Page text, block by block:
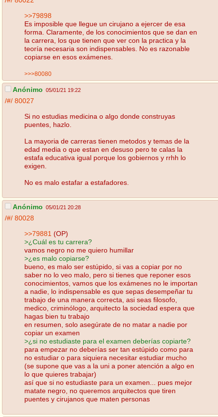
>>79898
Es imposible que llegue un cirujano a ejercer de esa
forma. Claramente, de los conocimientos que se dan en
la carrera, los que tienen que ver con la practica y la
teoría necesaria son indispensables. No es razonable
copiarse en esos exámenes.
>>>80080
Anónimo 05/01/21 19:22
/#/ 80027
Si no estudias medicina o algo donde construyas
puentes, hazlo.
La mayoria de carreras tienen metodos y temas de la
edad media o que estan en desuso pero te calas la
estafa educativa igual porque los gobiernos y rrhh lo
exigen.
No es malo estafar a estafadores.
Anónimo 05/01/21 20:28
/#/ 80028
>>79881 (OP)
>¿Cuál es tu carrera?
vamos negro no me quiero humillar
>¿es malo copiarse?
bueno, es malo ser estúpido, si vas a copiar por no
saber no lo veo malo, pero si tienes que reponer esos
conocimientos, vamos que los exámenes no le importan
a nadie, lo indispensable es que sepas desempeñar tu
trabajo de una manera correcta, asi seas filosofo,
medico, criminólogo, arquitecto la sociedad espera que
hagas bien tu trabajo
en resumen, solo asegúrate de no matar a nadie por
copiar un examen
>¿si no estudiaste para el examen deberías copiarte?
para empezar no deberías ser tan estúpido como para
no estudiar o para siquiera necesitar estudiar mucho
(se supone que vas a la uni a poner atención a algo en
lo que quieres trabajar)
así que si no estudiaste para un examen... pues mejor
matate negro, no queremos arquitectos que tiren
puentes y cirujanos que maten personas